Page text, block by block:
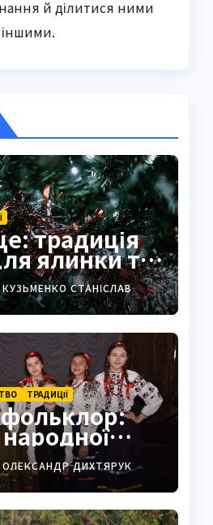
й ділитися ними
іншими.
традиція
ялинки та
КУЗЬМЕНКО СТАНІСЛАВ
ТРАДИЦІЇ
народної
ОЛЕКСАНДР ДИХТЯРУК